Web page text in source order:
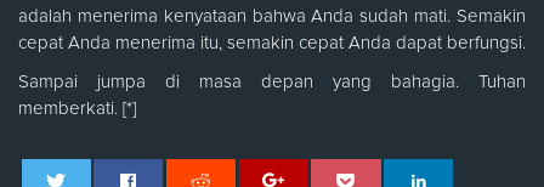
adalah menerima kenyataan bahwa Anda sudah mati. Semakin
cepat Anda menerima itu, semakin cepat Anda dapat berfungsi.
Sampai jumpa di masa depan yang bahagia. Tuhan
memberkati. [*]